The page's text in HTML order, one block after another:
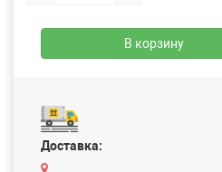
В корзину
Доставка: